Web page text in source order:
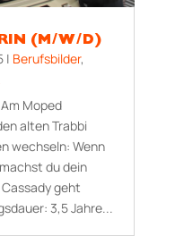
(M/W/D)
| Berufsbilder,
Moped
alten Trabbi
wechseln: Wenn
du dein
geht
3,5 Jahre...